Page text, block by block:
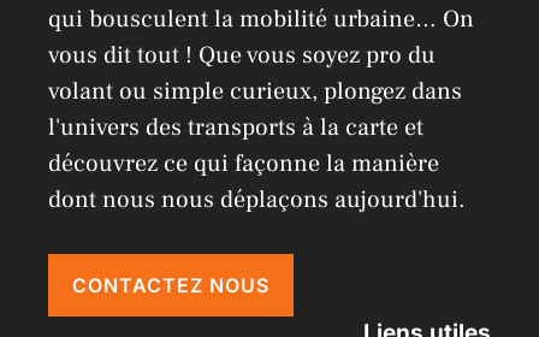
qui bousculent la mobilité urbaine… On
vous dit tout ! Que vous soyez pro du
volant ou simple curieux, plongez dans
l'univers des transports à la carte et
découvrez ce qui façonne la manière
dont nous nous déplaçons aujourd'hui.
CONTACTEZ NOUS